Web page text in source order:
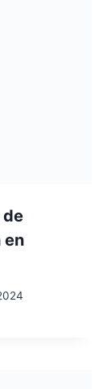
de
en